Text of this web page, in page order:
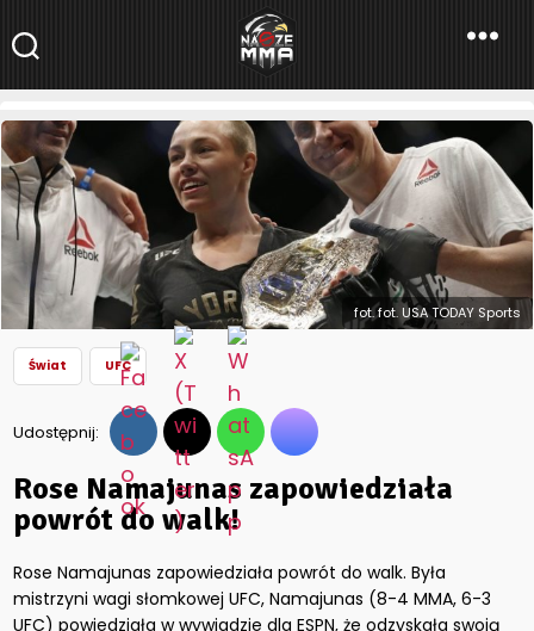
NaszeMMA
NaszeMMA.pl»Aktualności»Świat»UFC»Rose Namajunas
zapowiedziała powrót do walk!
fot. fot. USA TODAY Sports
Świat UFC
Udostępnij:
Rose Namajunas zapowiedziała
powrót do walk!
Rose Namajunas zapowiedziała powrót do walk. Była
mistrzyni wagi słomkowej UFC, Namajunas (8-4 MMA, 6-3
UFC) powiedziała w wywiadzie dla ESPN, że odzyskała swoją